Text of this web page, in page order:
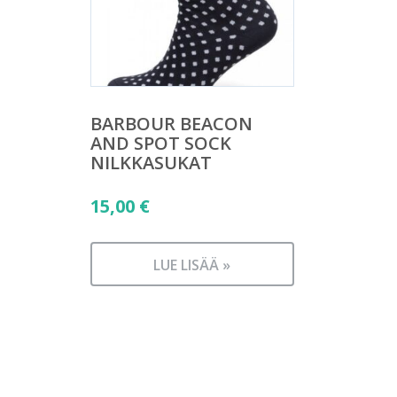
BARBOUR BEACON
AND SPOT SOCK
NILKKASUKAT
15,00 €
LUE LISÄÄ »